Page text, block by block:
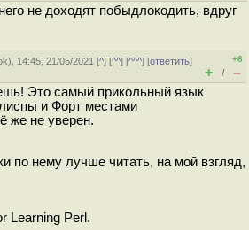
не доходят побыдлокодить, вдруг
), 14:45, 21/05/2021 [^] [^^] [^^^] [ответить]
+6
+ / –
Это самый прикольный язык
и Форт местами
же не уверен.
по нему лучше читать, на мой взгляд,
Learning Perl.